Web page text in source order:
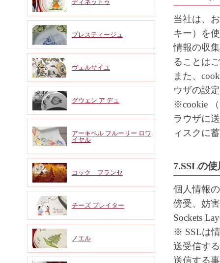
当社は、
キー）を
情報の収
ることは
また、
ウザの設
※cookie
ラウザに
ィスクに
7.SSLの
個人情報
傍受、妨
Sockets
※ SSLは
送受信す
送信する
ディネットゥ
プレスティージュ
ヴェルサイユ
グウェン ア デュ
アーキペル フルーリー ロワ
イヤル
コック フランセ
チーズ プレイター
ノエル